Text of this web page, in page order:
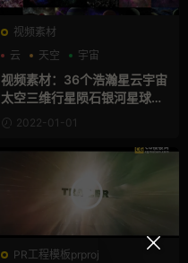
视频素材
云
天空 宇宙
视频素材：36个浩瀚星云宇宙
太空三维行星陨石银河星球动
画 Space Ultimate Pack
2022-01-01
PR工程模板prproj